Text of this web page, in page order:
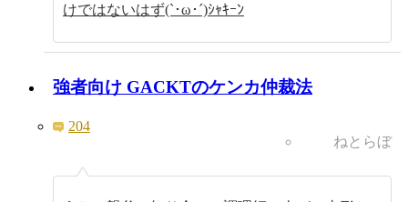
けではないはず(`･ω･´)ｼｬｷｰﾝ
強者向け GACKTのケンカ仲裁法
204
ねとらぼ